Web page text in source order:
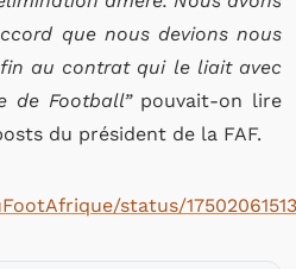
que nous devions nous
au contrat qui le liait avec
de Football”pouvait-on lire
du président de la FAF.
status/